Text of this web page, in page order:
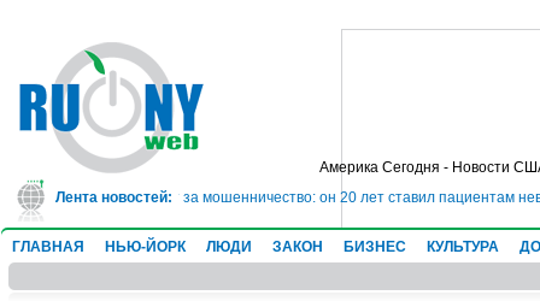
Америка Сегодня - Новости
Лента новостей:
в тюрьму на 10 лет за мошенничество: он 20 лет ставил пациентам
ГЛАВНАЯ НЬЮ-ЙОРК ЛЮДИ ЗАКОН БИЗНЕС КУЛЬТУРА